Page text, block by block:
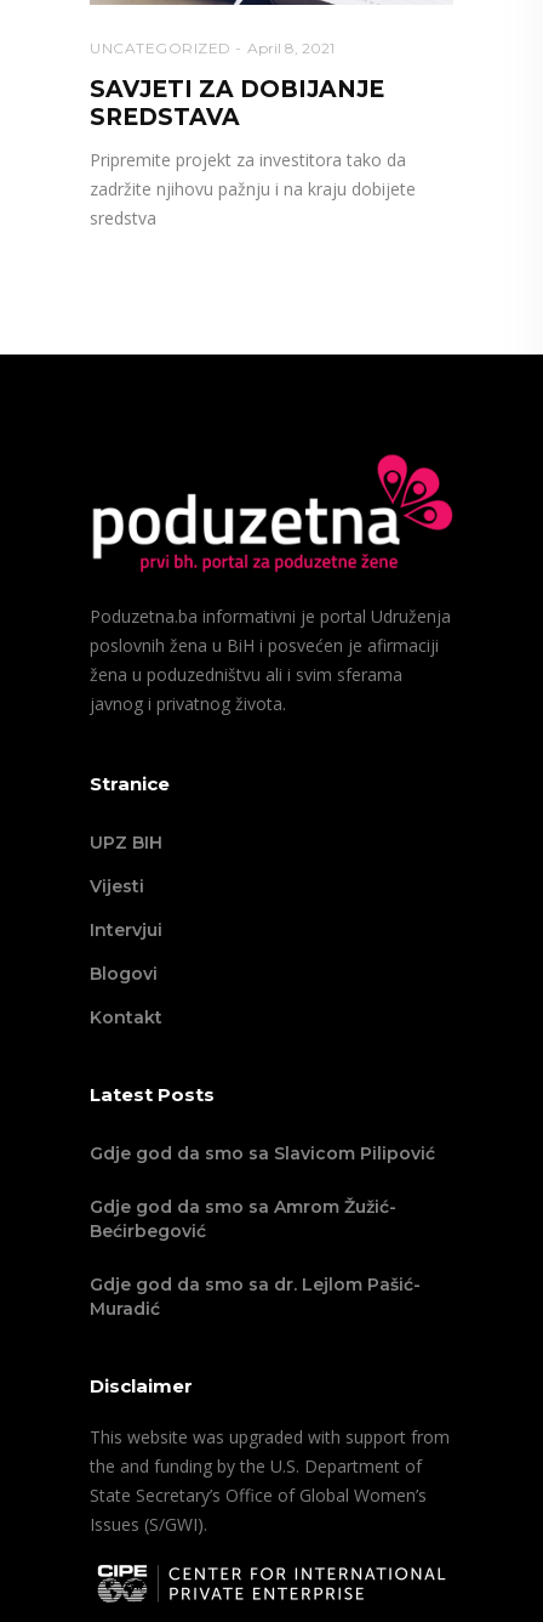
UNCATEGORIZED April 8, 2021
SAVJETI ZA DOBIJANJE
SREDSTAVA
Pripremite projekt za investitora tako da
zadržite njihovu pažnju i na kraju dobijete
sredstva
Poduzetna.ba informativni je portal Udruženja
poslovnih žena u BiH i posvećen je afirmaciji
žena u poduzedništvu ali i svim sferama
javnog i privatnog života.
Stranice
UPZ BIH
Vijesti
Intervjui
Blogovi
Kontakt
Latest Posts
Gdje god da smo sa Slavicom Pilipović
Gdje god da smo sa Amrom Žužić-
Bećirbegović
Gdje god da smo sa dr. Lejlom Pašić-
Muradić
Disclaimer
This website was upgraded with support from
the and funding by the U.S. Department of
State Secretary’s Office of Global Women’s
Issues (S/GWI).